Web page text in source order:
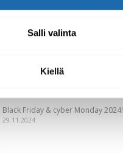
Salli valinta
Kiellä
Softcare Ystävänpäivä ale
Black Friday & cyber Monday 2024!
29.11.2024